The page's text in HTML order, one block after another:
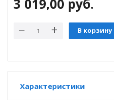
3 019,00 руб.
В корзину
Характеристики